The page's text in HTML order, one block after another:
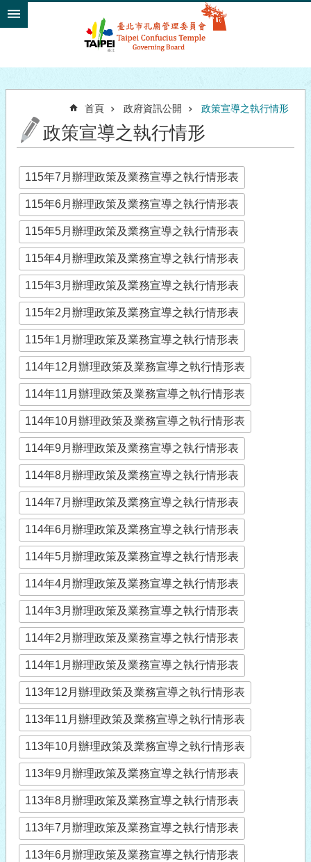
跳到主要內容區塊
首頁 政府資訊公開 政策宣導之執行情形
政策宣導之執行情形
115年7月辦理政策及業務宣導之執行情形表
115年6月辦理政策及業務宣導之執行情形表
115年5月辦理政策及業務宣導之執行情形表
115年4月辦理政策及業務宣導之執行情形表
115年3月辦理政策及業務宣導之執行情形表
115年2月辦理政策及業務宣導之執行情形表
115年1月辦理政策及業務宣導之執行情形表
114年12月辦理政策及業務宣導之執行情形表
114年11月辦理政策及業務宣導之執行情形表
114年10月辦理政策及業務宣導之執行情形表
114年9月辦理政策及業務宣導之執行情形表
114年8月辦理政策及業務宣導之執行情形表
114年7月辦理政策及業務宣導之執行情形表
114年6月辦理政策及業務宣導之執行情形表
114年5月辦理政策及業務宣導之執行情形表
114年4月辦理政策及業務宣導之執行情形表
114年3月辦理政策及業務宣導之執行情形表
114年2月辦理政策及業務宣導之執行情形表
114年1月辦理政策及業務宣導之執行情形表
113年12月辦理政策及業務宣導之執行情形表
113年11月辦理政策及業務宣導之執行情形表
113年10月辦理政策及業務宣導之執行情形表
113年9月辦理政策及業務宣導之執行情形表
113年8月辦理政策及業務宣導之執行情形表
113年7月辦理政策及業務宣導之執行情形表
113年6月辦理政策及業務宣導之執行情形表